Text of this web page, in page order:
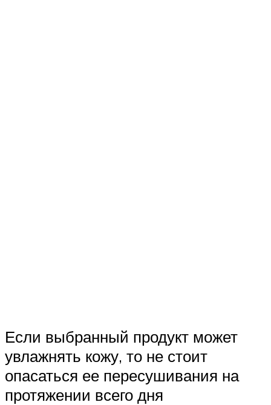
Если выбранный продукт может
увлажнять кожу, то не стоит
опасаться ее пересушивания на
протяжении всего дня